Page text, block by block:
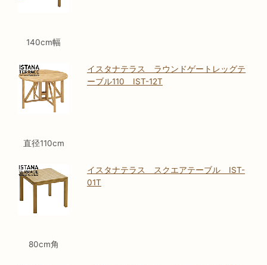
140cm幅
直径110cm
イスタナテラス ラウンドゲートレッグテ
ーブル110 IST-12T
80cm角
イスタナテラス スクエアテーブル IST-
01T